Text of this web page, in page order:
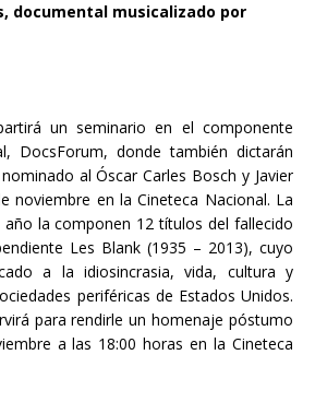
documental musicalizado por
un seminario en el componente
DocsForum, donde también dictarán
al Óscar Carles Bosch y Javier
noviembre en la Cineteca Nacional. La
la componen 12 títulos del fallecido
Les Blank (1935 – 2013), cuyo
a la idiosincrasia, vida, cultura y
periféricas de Estados Unidos.
para rendirle un homenaje póstumo
a las 18:00 horas en la Cineteca